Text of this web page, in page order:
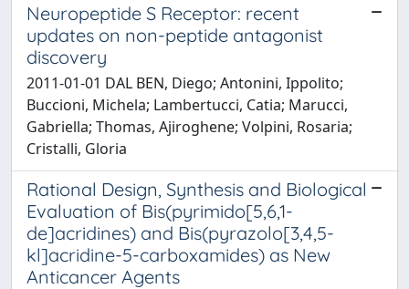
Neuropeptide S Receptor: recent
updates on non-peptide antagonist
discovery
2011-01-01 DAL BEN, Diego; Antonini, Ippolito;
Buccioni, Michela; Lambertucci, Catia; Marucci,
Gabriella; Thomas, Ajiroghene; Volpini, Rosaria;
Cristalli, Gloria
Rational Design, Synthesis and Biological
Evaluation of Bis(pyrimido[5,6,1-
de]acridines) and Bis(pyrazolo[3,4,5-
kl]acridine-5-carboxamides) as New
Anticancer Agents